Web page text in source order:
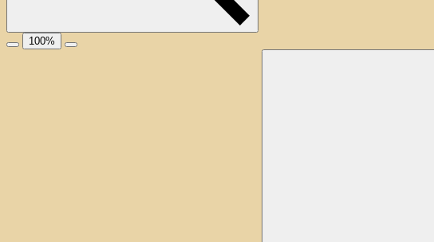
100%